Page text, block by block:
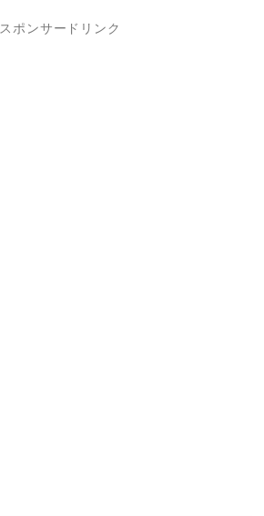
スポンサードリンク